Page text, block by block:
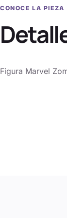
CONOCE LA PIEZA
Figura Marvel